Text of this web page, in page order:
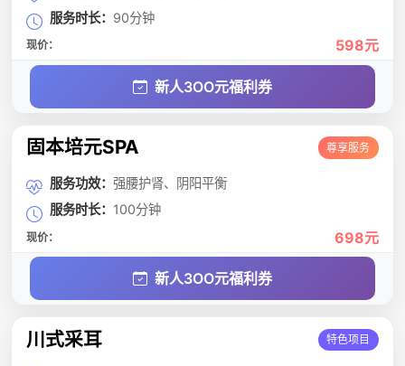
服务时长： 90分钟
现价： 598元
新人3OO元福利券
固本培元SPA 尊享服务
服务功效： 强腰护肾、阴阳平衡
服务时长： 100分钟
现价： 698元
新人3OO元福利券
川式采耳 特色项目